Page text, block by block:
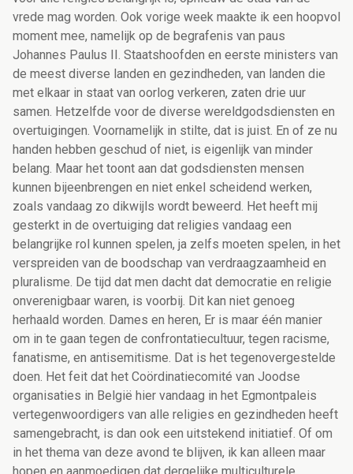
vrede mag worden. Ook vorige week maakte ik een hoopvol
moment mee, namelijk op de begrafenis van paus
Johannes Paulus II. Staatshoofden en eerste ministers van
de meest diverse landen en gezindheden, van landen die
met elkaar in staat van oorlog verkeren, zaten drie uur
samen. Hetzelfde voor de diverse wereldgodsdiensten en
overtuigingen. Voornamelijk in stilte, dat is juist. En of ze nu
handen hebben geschud of niet, is eigenlijk van minder
belang. Maar het toont aan dat godsdiensten mensen
kunnen bijeenbrengen en niet enkel scheidend werken,
zoals vandaag zo dikwijls wordt beweerd. Het heeft mij
gesterkt in de overtuiging dat religies vandaag een
belangrijke rol kunnen spelen, ja zelfs moeten spelen, in het
verspreiden van de boodschap van verdraagzaamheid en
pluralisme. De tijd dat men dacht dat democratie en religie
onverenigbaar waren, is voorbij. Dit kan niet genoeg
herhaald worden. Dames en heren, Er is maar één manier
om in te gaan tegen de confrontatiecultuur, tegen racisme,
fanatisme, en antisemitisme. Dat is het tegenovergestelde
doen. Het feit dat het Coördinatiecomité van Joodse
organisaties in België hier vandaag in het Egmontpaleis
vertegenwoordigers van alle religies en gezindheden heeft
samengebracht, is dan ook een uitstekend initiatief. Of om
in het thema van deze avond te blijven, ik kan alleen maar